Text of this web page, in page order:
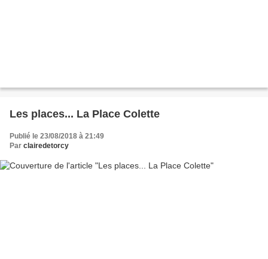
Les places... La Place Colette
Publié le 23/08/2018 à 21:49
Par clairedetorcy